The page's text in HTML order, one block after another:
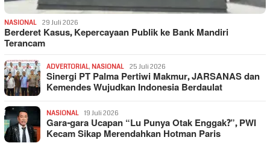
NASIONAL 29 Juli 2026
Berderet Kasus, Kepercayaan Publik ke Bank Mandiri
Terancam
ADVERTORIAL, NASIONAL 25 Juli 2026
Sinergi PT Palma Pertiwi Makmur, JARSANAS dan
Kemendes Wujudkan Indonesia Berdaulat
NASIONAL 19 Juli 2026
Gara-gara Ucapan “Lu Punya Otak Enggak?”, PWI
Kecam Sikap Merendahkan Hotman Paris